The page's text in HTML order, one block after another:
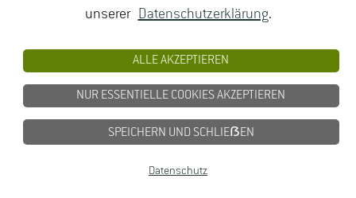
der Verarbeitung zu erhalten und folglich neuartige
ist über das Forschungsinformationsystem (FIS) der
Hochschule und den dort aufgeführten Link
(https://hs-gm.hessenfis.de/converis/getfile?
id=13167534&portal=true&v=1) zugänglich.
unserer Datenschutzerklärung.
ALLE AKZEPTIEREN
NUR ESSENTIELLE COOKIES AKZEPTIEREN
SPEICHERN UND SCHLIEẞEN
Datenschutz